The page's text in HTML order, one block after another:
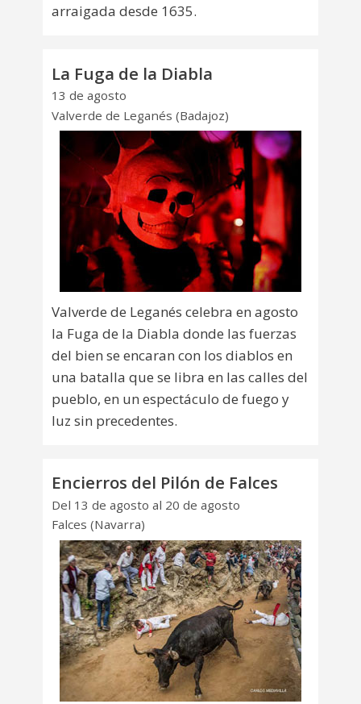
arraigada desde 1635.
La Fuga de la Diabla
13 de agosto
Valverde de Leganés (Badajoz)
Valverde de Leganés celebra en agosto
la Fuga de la Diabla donde las fuerzas
del bien se encaran con los diablos en
una batalla que se libra en las calles del
pueblo, en un espectáculo de fuego y
luz sin precedentes.
Encierros del Pilón de Falces
Del 13 de agosto al 20 de agosto
Falces (Navarra)